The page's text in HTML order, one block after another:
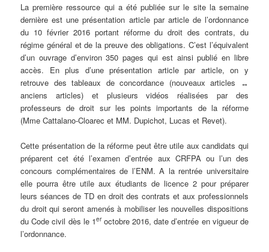
La première ressource qui a été publiée sur le site la semaine
dernière est une présentation article par article de l’ordonnance
du 10 février 2016 portant réforme du droit des contrats, du
régime général et de la preuve des obligations. C’est l’équivalent
d’un ouvrage d’environ 350 pages qui est ainsi publié en libre
accès. En plus d’une présentation article par article, on y
retrouve des tableaux de concordance (nouveaux articles ↔
anciens articles) et plusieurs vidéos réalisées par des
professeurs de droit sur les points importants de la réforme
(Mme Cattalano-Cloarec et MM. Dupichot, Lucas et Revet).
Cette présentation de la réforme peut être utile aux candidats qui
préparent cet été l’examen d’entrée aux CRFPA ou l’un des
concours complémentaires de l’ENM. A la rentrée universitaire
elle pourra être utile aux étudiants de licence 2 pour préparer
leurs séances de TD en droit des contrats et aux professionnels
du droit qui seront amenés à mobiliser les nouvelles dispositions
du Code civil dès le 1eroctobre 2016, date d’entrée en vigueur de
l’ordonnance.